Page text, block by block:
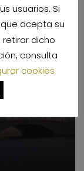
usuarios. Si
acepta su
retirar dicho
consulta
cookies